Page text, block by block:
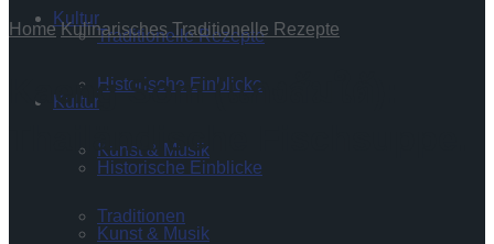
Kultur
Historische Einblicke
Kunst & Musik
Traditionen
Traditionelle Rezepte
Kultur
Historische Einblicke
Kunst & Musik
Home Kulinarisches Traditionelle Rezepte
Kaeng Som (แกงส้มใต้):
Thailändische Fischsuppe.